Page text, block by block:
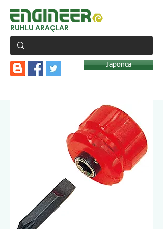
RUHLU ARAÇLAR
Japonca